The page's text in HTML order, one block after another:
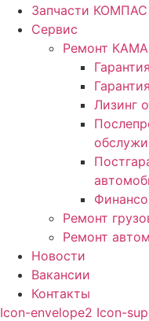
Запчасти КОМПАС
Сервис
Ремонт
Лизинг
Ремонт
Ремонт
Новости
Вакансии
Контакты
Icon-envelope2 Icon-